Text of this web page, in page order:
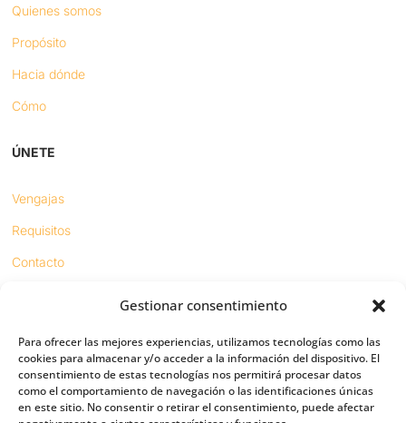
Gestionar consentimiento
Para ofrecer las mejores experiencias, utilizamos tecnologías como las
cookies para almacenar y/o acceder a la información del dispositivo. El
consentimiento de estas tecnologías nos permitirá procesar datos
como el comportamiento de navegación o las identificaciones únicas
en este sitio. No consentir o retirar el consentimiento, puede afectar
Quienes somos
Propósito
Hacia dónde
Cómo
ÚNETE
Vengajas
Requisitos
Contacto
Sínodo digital
Respeto en redes